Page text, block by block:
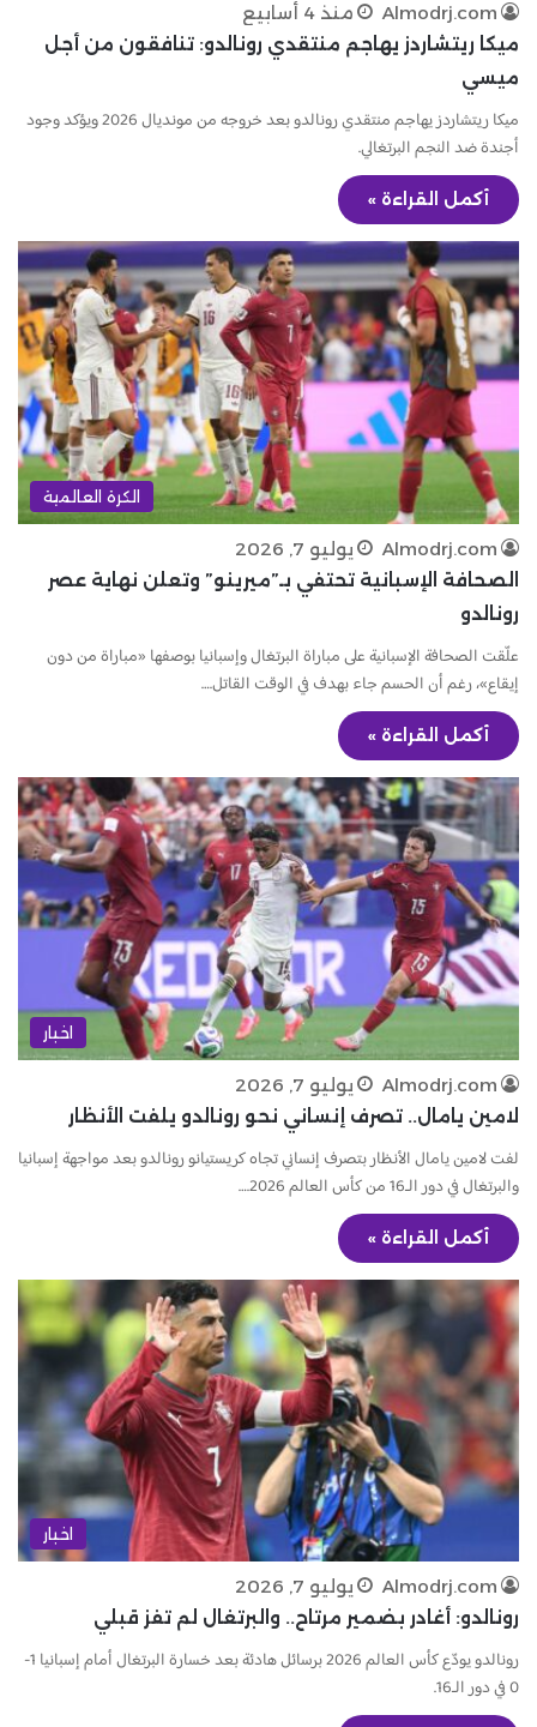
Almodrj.com
منذ 4 أسابيع
ميكا ريتشاردز يهاجم منتقدي رونالدو: تنافقون من أجل
ميسي
ميكا ريتشاردز يهاجم منتقدي رونالدو بعد خروجه من مونديال 2026 ويؤكد وجود
أجندة ضد النجم البرتغالي.
أكمل القراءة »
الكرة العالمية
Almodrj.com
يوليو 7, 2026
الصحافة الإسبانية تحتفي بـ”ميرينو” وتعلن نهاية عصر
رونالدو
علّقت الصحافة الإسبانية على مباراة البرتغال وإسبانيا بوصفها «مباراة من دون
إيقاع»، رغم أن الحسم جاء بهدف في الوقت القاتل.…
أكمل القراءة »
اخبار
Almodrj.com
يوليو 7, 2026
لامين يامال.. تصرف إنساني نحو رونالدو يلفت الأنظار
لفت لامين يامال الأنظار بتصرف إنساني تجاه كريستيانو رونالدو بعد مواجهة إسبانيا
والبرتغال في دور الـ16 من كأس العالم 2026.…
أكمل القراءة »
اخبار
Almodrj.com
يوليو 7, 2026
رونالدو: أغادر بضمير مرتاح.. والبرتغال لم تفز قبلي
رونالدو يودّع كأس العالم 2026 برسائل هادئة بعد خسارة البرتغال أمام إسبانيا 1-
0 في دور الـ16.